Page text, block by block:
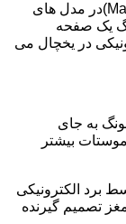
برد الکترونیکی اصلی یخچال (Main control board)در مدل های
یک صفحه
در یخچال می
به جای
بیشتر
برد الکترونیکی
تصمیم گیرنده